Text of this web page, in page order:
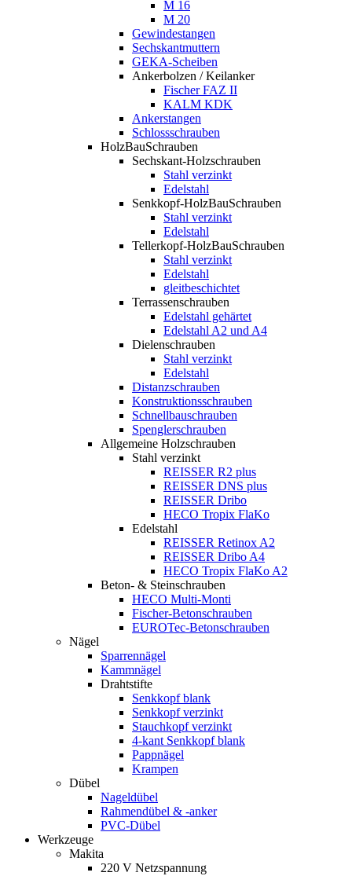
M 16
M 20
Gewindestangen
Sechskantmuttern
GEKA-Scheiben
Ankerbolzen / Keilanker
Fischer FAZ II
KALM KDK
Ankerstangen
Schlossschrauben
HolzBauSchrauben
Sechskant-Holzschrauben
Stahl verzinkt
Edelstahl
Senkkopf-HolzBauSchrauben
Stahl verzinkt
Edelstahl
Tellerkopf-HolzBauSchrauben
Stahl verzinkt
Edelstahl
gleitbeschichtet
Terrassenschrauben
Edelstahl gehärtet
Edelstahl A2 und A4
Dielenschrauben
Stahl verzinkt
Edelstahl
Distanzschrauben
Konstruktionsschrauben
Schnellbauschrauben
Spenglerschrauben
Allgemeine Holzschrauben
Stahl verzinkt
REISSER R2 plus
REISSER DNS plus
REISSER Dribo
HECO Tropix FlaKo
Edelstahl
REISSER Retinox A2
REISSER Dribo A4
HECO Tropix FlaKo A2
Beton- & Steinschrauben
HECO Multi-Monti
Fischer-Betonschrauben
EUROTec-Betonschrauben
Nägel
Sparrennägel
Kammnägel
Drahtstifte
Senkkopf blank
Senkkopf verzinkt
Stauchkopf verzinkt
4-kant Senkkopf blank
Pappnägel
Krampen
Dübel
Nageldübel
Rahmendübel & -anker
PVC-Dübel
Werkzeuge
Makita
220 V Netzspannung